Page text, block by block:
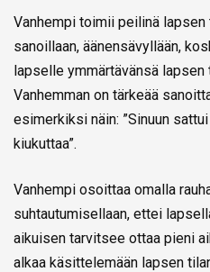
Vanhempi toimii peilinä
sanoillaan, äänensävyllään,
lapselle ymmärtävänsä lapsen
Vanhemman on tärkeää
esimerkiksi näin: ”Sinuun
kiukuttaa”.
Vanhempi osoittaa omalla
suhtautumisellaan, ettei
aikuisen tarvitsee ottaa pieni
alkaa käsittelemään lapsen